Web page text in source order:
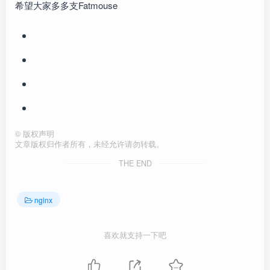
希望大家多多支Fatmouse
© 版权声明
文章版权归作者所有，未经允许请勿转载。
THE END
nginx
喜欢就支持一下吧